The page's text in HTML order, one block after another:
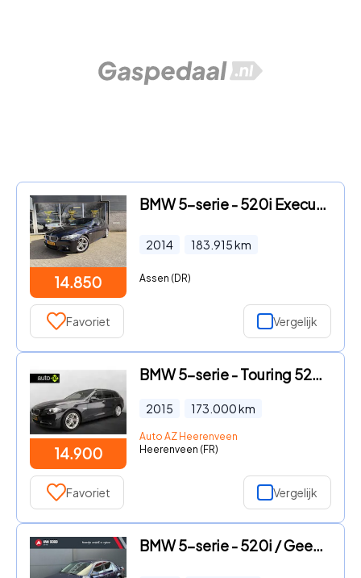
14.850
BMW 5-serie - 520i Executive 184 PK/Automaat/Trekhaak/M Pakket/Pano/LED/NA
2014 183.915km
Assen (DR)
Favoriet Vergelijk
14.900
BMW 5-serie - Touring 520i Panoramadak / Trekhaak / HIFI / Navigatie profe
2015 173.000km
Auto AZ Heerenveen
Heerenveen (FR)
Favoriet Vergelijk
BMW 5-serie - 520i / Geen import / 100% Onderhoud